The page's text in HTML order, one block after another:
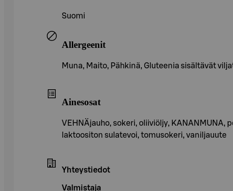
Suomi
Allergeenit
Muna, Maito, Pähkinä, Gluteenia sisältävät
Ainesosat
VEHNÄjauho, sokeri, oliiviöljy, KANANMUNA,
laktoositon sulatevoi, tomusokeri, vaniljauute
Yhteystiedot
Valmistaja